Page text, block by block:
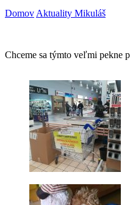
Domov Aktuality Mikuláš
Chceme sa týmto veľmi pekne
Navigácia
článku